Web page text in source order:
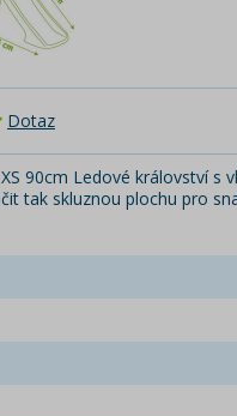
Dotaz
90cm Ledové království
tak skluznou plochu pro